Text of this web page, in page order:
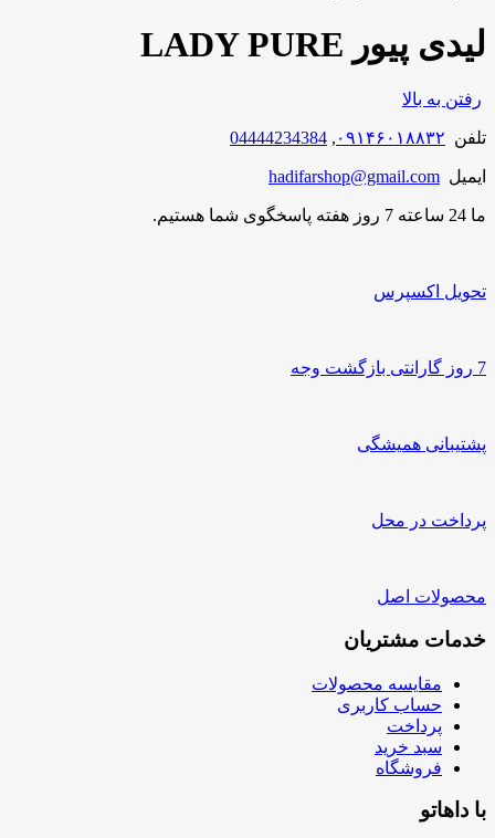
لیدی پیور LADY PURE
رفتن به بالا
تلفن ۰۹۱۴۶۰۱۸۸۳۲ ,
04444234384
ایمیل hadifarshop@gmail.com
ما 24 ساعته 7 روز هفته پاسخگوی شما هستیم.
تحویل اکسپرس
7 روز گارانتی بازگشت وجه
پشتیبانی همیشگی
پرداخت در محل
محصولات اصل
خدمات مشتریان
مقایسه محصولات
حساب کاربری
پرداخت
سبد خرید
فروشگاه
با داهاتو